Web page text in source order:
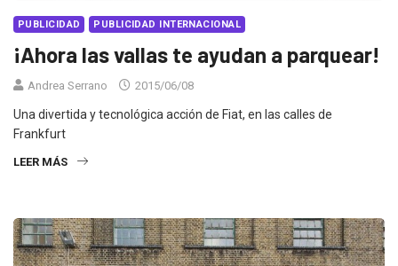
PUBLICIDAD PUBLICIDAD INTERNACIONAL
¡Ahora las vallas te ayudan a parquear!
Andrea Serrano 2015/06/08
Una divertida y tecnológica acción de Fiat, en las calles de
Frankfurt
LEER MÁS